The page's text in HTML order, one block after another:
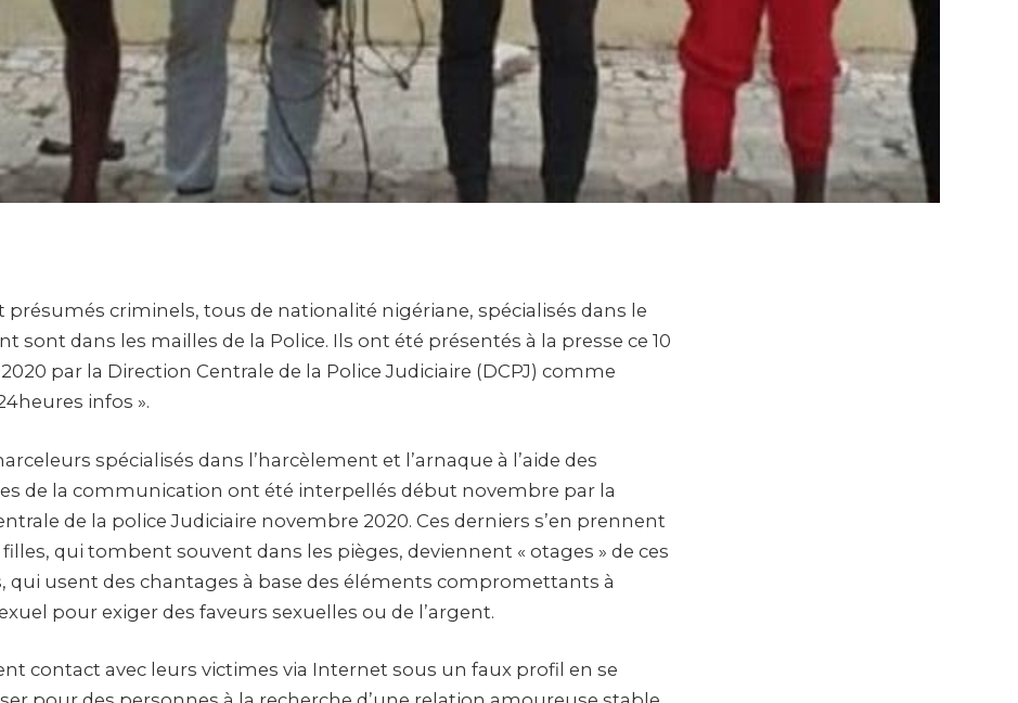
présumés criminels, tous de nationalité nigériane, spécialisés dans le
sont dans les mailles de la Police. Ils ont été présentés à la presse ce 10
par la Direction Centrale de la Police Judiciaire (DCPJ) comme
infos ».
spécialisés dans l’harcèlement et l’arnaque à l’aide des
de la communication ont été interpellés début novembre par la
de la police Judiciaire novembre 2020. Ces derniers s’en prennent
qui tombent souvent dans les pièges, deviennent « otages » de ces
qui usent des chantages à base des éléments compromettants à
pour exiger des faveurs sexuelles ou de l’argent.
contact avec leurs victimes via Internet sous un faux profil en se